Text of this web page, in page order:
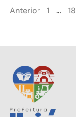
Anterior 1 … 18